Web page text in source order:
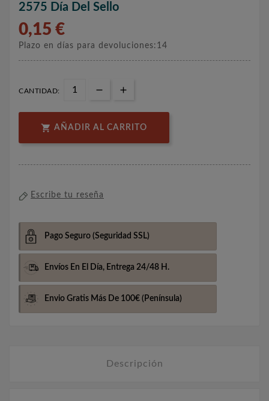
2575 Día Del Sello
0,15 €
Plazo en días para devoluciones:14
CANTIDAD:
 AÑADIR AL CARRITO
Escribe tu reseña
Pago Seguro (Seguridad SSL)
Envíos En El Día, Entrega 24/48 H.
Envio Gratis Más De 100€ (Península)
Descripción